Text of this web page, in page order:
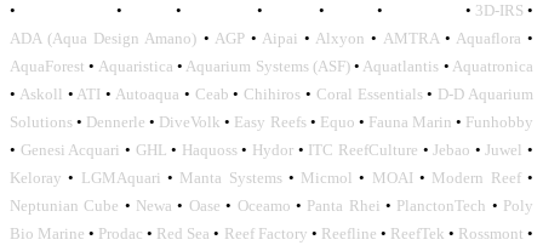
•
• • • • • • 3D-IRS •
ADA (Aqua Design Amano) • AGP• Aipai • Alxyon • AMTRA• Aquaflora •
AquaForest • Aquaristica • Aquarium Systems (ASF)• Aquatlantis • Aquatronica
• Askoll • ATI • Autoaqua • Ceab • Chihiros • Coral Essentials• D-D Aquarium
Solutions • Dennerle • DiveVolk • Easy Reefs• Equo • Fauna Marin • Funhobby
• Genesi Acquari • GHL • Haquoss• Hydor • ITC ReefCulture •Jebao •Juwel •
Keloray • LGMAquari • Manta Systems• Micmol • MOAI • Modern Reef•
Neptunian Cube • Newa • Oase • Oceamo • Panta Rhei • PlanctonTech • Poly
Bio Marine • Prodac • Red Sea • Reef Factory • Reefline • ReefTek • Rossmont •